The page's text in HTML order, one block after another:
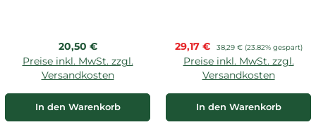
Regulärer Preis:
20,50 €
Preise inkl. MwSt. zzgl.
Versandkosten
In den Warenkorb
Verkaufspreis:
29,17 € Regulärer Preis:
38,29 € (23.82% gespart)
Preise inkl. MwSt. zzgl.
Versandkosten
In den Warenkorb